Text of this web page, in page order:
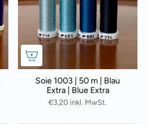
Soie 1003 | 50 m | Blau
Extra | Blue Extra
€3,20 inkl. MwSt.